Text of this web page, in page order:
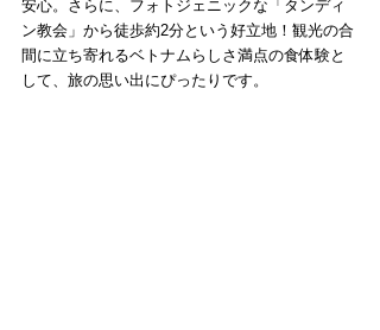
安心。さらに、フォトジェニックな「タンディ
ン教会」から徒歩約2分という好立地！観光の合
間に立ち寄れるベトナムらしさ満点の食体験と
して、旅の思い出にぴったりです。